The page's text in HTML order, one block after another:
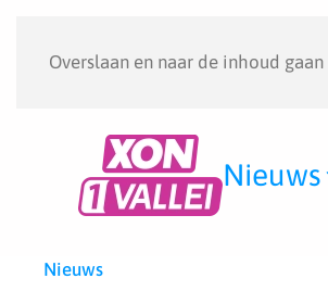
Overslaan en naar de inhoud gaan
Nieuws
Nieuws